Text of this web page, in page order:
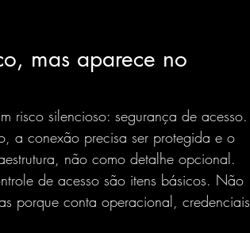
mas aparece no
risco silencioso: segurança de acesso.
a conexão precisa ser protegida e o
não como detalhe opcional.
de acesso são itens básicos. Não
porque conta operacional, credenciais